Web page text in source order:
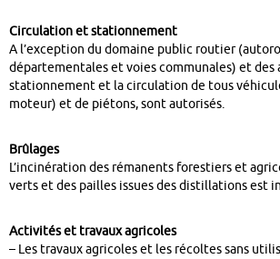
Circulation et stationnement
A l’exception du domaine public routier
départementales et voies communales) et des
stationnement et la circulation de tous
moteur) et de piétons, sont autorisés.
Brûlages
L’incinération des rémanents forestiers et
verts et des pailles issues des distillations est
Activités et travaux agricoles
– Les travaux agricoles et les récoltes sans